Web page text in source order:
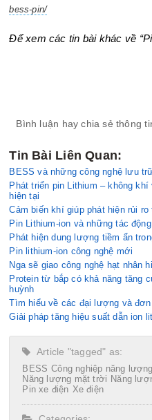
bess-pin/
Để xem các tin bài khác về
Bình luận hay chia sẻ thông
Tin Bài Liên Quan:
BESS và những công nghệ lưu
Phát triển pin Lithium – không
hiện tại
Cảm biến khí giúp phát hiện rủi
Pin Lithium-ion và những tác
Phát hiện dung lượng tiềm ẩn
Pin lithium-ion công nghệ mới
Nga sẽ giao công nghệ hạt nhân
Protein từ bắp có khả năng tăng
huỳnh
Tìm hiểu về các đại lượng và
Giải pháp tăng hiệu suất dẫn ion
Article "tagged" as:
BESS Công nghiệp năng lượng
Năng lượng mặt trời Năng
Pin xe điện Xe điện